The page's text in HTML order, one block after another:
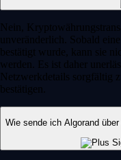
Nein,
unveränderlich. Sobald
bestätigt wurde, kann sie
werden. Es ist daher
Netzwerkdetails sorgfältig
bestätigen.
Wie sende ich Algorand